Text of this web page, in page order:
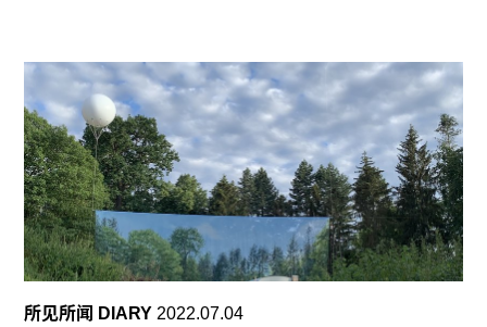
堆积发酵的想象碰撞时，会不会反而有一种复杂的
错位感。在坐上出租车开往酒店的路上，看着窗外
一路过去的城景，我却感到这个地方再熟悉不过，
但又肯定这不是我认识的任何地方。当路过长江大
桥和两边种植着法国梧桐的街道时，我以为置身南
京，驶进租界区之后，又仿佛看到了上海和天津，
渡轮码头和重庆两相呼应，东湖和西湖也难分东
西。这里似乎把我对很多不同地方的记忆拼凑起
来，但每个看似熟悉的角度引向的都是新鲜和未
知。同行的一位来自上海现居北京的朋友也说，走
在武汉的路上内心竟然泛起非常强烈的乡愁。
所见所闻 DIARY 2022.07.04